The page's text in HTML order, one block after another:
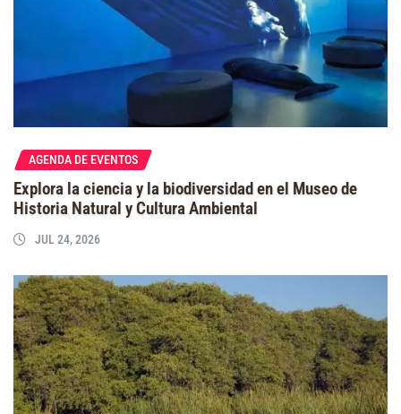
AGENDA DE EVENTOS
Explora la ciencia y la biodiversidad en el Museo de
Historia Natural y Cultura Ambiental
JUL 24, 2026